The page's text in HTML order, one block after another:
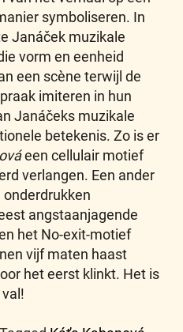
symboliseren. In
Janáček muzikale
vorm en eenheid
een scène terwijl de
imiteren in hun
Janáčeks muzikale
betekenis. Zo is er
een cellulair motief
verlangen. Een ander
angstaanjagende
het No-exit-motief
vijf maten haast
het eerst klinkt. Het is